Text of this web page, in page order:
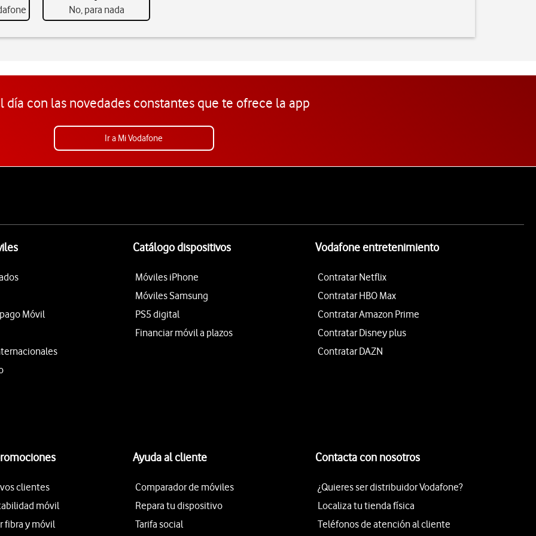
No, para nada
día con las novedades constantes que te ofrece la app
Ir a Mi Vodafone
Móvil
Catálogo dispositivos
Móviles iPhone
Móviles Samsung
PS5 digital
Financiar móvil a plazos
Vodafone entretenimiento
Contratar Netflix
Contratar HBO Max
Contratar Amazon Prime
Contratar Disney plus
Contratar DAZN
clientes
móvil
fibra y móvil
Ayuda al cliente
Comparador de móviles
Repara tu dispositivo
Tarifa social
Contacta con nosotros
¿Quieres ser distribuidor Vodafone?
Localiza tu tienda física
Teléfonos de atención al cliente